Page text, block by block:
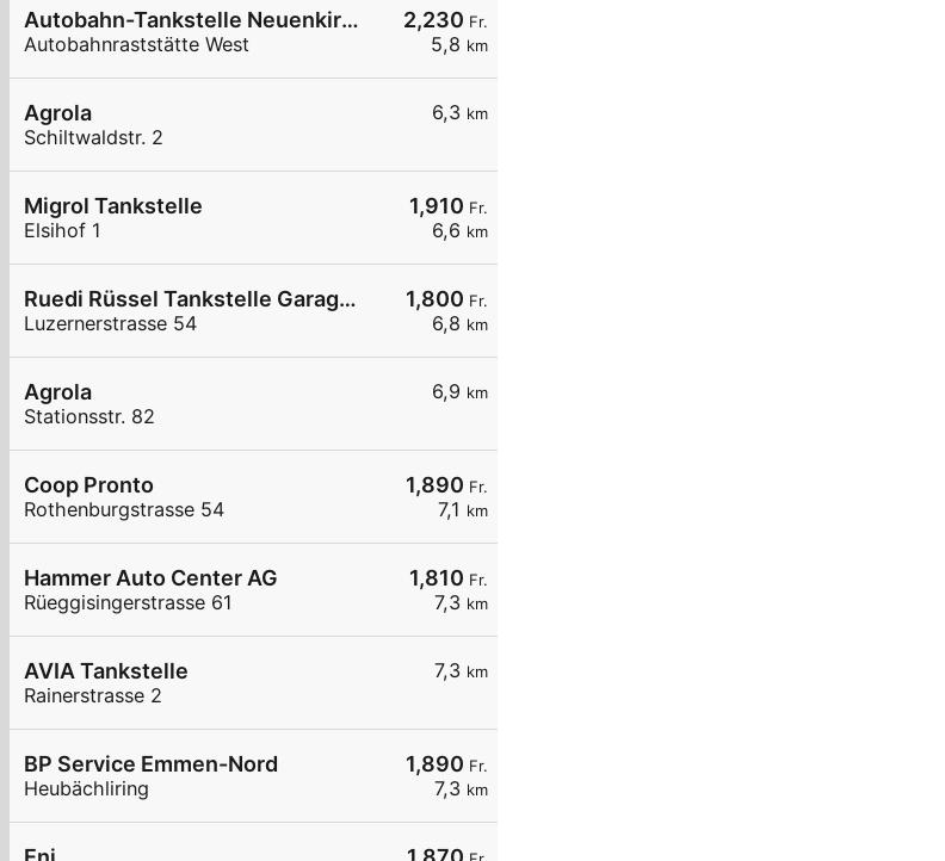
2,230 Fr.
5,8 km
Autobahn-Tankstelle Neuenkirch
Autobahnraststätte West
6,3 km
Agrola
Schiltwaldstr. 2
1,910 Fr.
6,6 km
Migrol Tankstelle
Elsihof 1
1,800 Fr.
6,8 km
Ruedi Rüssel Tankstelle Garage Erni Neudorf AG
Luzernerstrasse 54
6,9 km
Agrola
Stationsstr. 82
1,890 Fr.
7,1 km
Coop Pronto
Rothenburgstrasse 54
1,810 Fr.
7,3 km
Hammer Auto Center AG
Rüeggisingerstrasse 61
7,3 km
AVIA Tankstelle
Rainerstrasse 2
1,890 Fr.
7,3 km
BP Service Emmen-Nord
Heubächliring